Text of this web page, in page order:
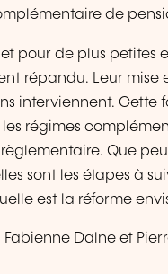
de
et pour de plus
répandu. Leur
interviennent.
régimes
Que
sont les étapes à
est la réforme
Dalne et